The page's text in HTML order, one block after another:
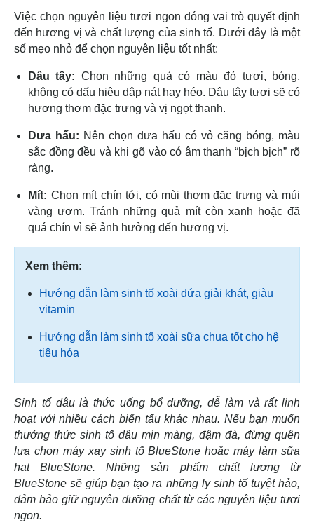
Việc chọn nguyên liệu tươi ngon đóng vai trò quyết định
đến hương vị và chất lượng của sinh tố. Dưới đây là một
số mẹo nhỏ để chọn nguyên liệu tốt nhất:
Dâu tây: Chọn những quả có màu đỏ tươi, bóng,
không có dấu hiệu dập nát hay héo. Dâu tây tươi sẽ có
hương thơm đặc trưng và vị ngọt thanh.
Dưa hấu: Nên chọn dưa hấu có vỏ căng bóng, màu
sắc đồng đều và khi gõ vào có âm thanh “bịch bịch” rõ
ràng.
Mít: Chọn mít chín tới, có mùi thơm đặc trưng và múi
vàng ươm. Tránh những quả mít còn xanh hoặc đã
quá chín vì sẽ ảnh hưởng đến hương vị.
Xem thêm:
Hướng dẫn làm sinh tố xoài dứa giải khát, giàu
vitamin
Hướng dẫn làm sinh tố xoài sữa chua tốt cho hệ
tiêu hóa
Sinh tố dâu là thức uống bổ dưỡng, dễ làm và rất linh
hoạt với nhiều cách biến tấu khác nhau. Nếu bạn muốn
thưởng thức sinh tố dâu mịn màng, đậm đà, đừng quên
lựa chọn máy xay sinh tố BlueStone hoặc máy làm sữa
hạt BlueStone. Những sản phẩm chất lượng từ
BlueStone sẽ giúp bạn tạo ra những ly sinh tố tuyệt hảo,
đảm bảo giữ nguyên dưỡng chất từ các nguyên liệu tươi
ngon.